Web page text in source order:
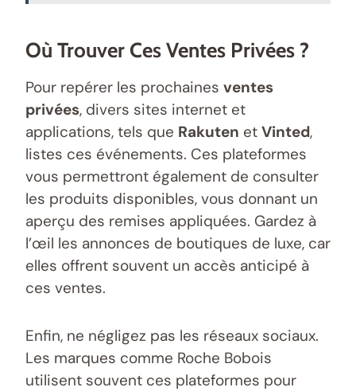
Où Trouver Ces Ventes Privées ?
Pour repérer les prochaines ventes
privées, divers sites internet et
applications, tels que Rakuten et Vinted,
listes ces événements. Ces plateformes
vous permettront également de consulter
les produits disponibles, vous donnant un
aperçu des remises appliquées. Gardez à
l’œil les annonces de boutiques de luxe, car
elles offrent souvent un accès anticipé à
ces ventes.
Enfin, ne négligez pas les réseaux sociaux.
Les marques comme Roche Bobois
utilisent souvent ces plateformes pour